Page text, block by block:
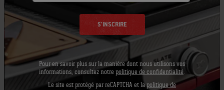
Saumon fumé lentement
S'INSCRIRE
Pour en savoir plus sur la manière dont nous utilisons vos
informations, consultez notre politique de confidentialité
Le site est protégé par reCAPTCHA et lapolitique de